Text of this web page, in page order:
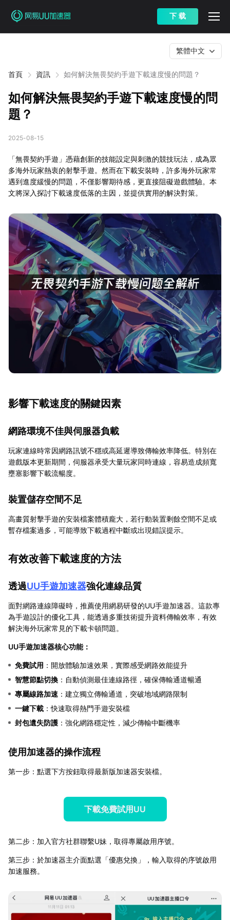
下 载
首頁 資訊 如何解決無畏契約手遊下載速度慢的問題？
繁體中文
如何解決無畏契約手遊下載速度慢的問
題？
2025-08-15
「無畏契約手遊」憑藉創新的技能設定與刺激的競技玩法，成為眾
多海外玩家熱衷的射擊手遊。然而在下載安裝時，許多海外玩家常
遇到進度緩慢的問題，不僅影響期待感，更直接阻礙遊戲體驗。本
文將深入探討下載速度低落的主因，並提供實用的解決對策。
影響下載速度的關鍵因素
網路環境不佳與伺服器負載
玩家連線時常因網路訊號不穩或高延遲導致傳輸效率降低。特別在
遊戲版本更新期間，伺服器承受大量玩家同時連線，容易造成頻寬
壅塞影響下載流暢度。
裝置儲存空間不足
高畫質射擊手遊的安裝檔案體積龐大，若行動裝置剩餘空間不足或
暫存檔案過多，可能導致下載過程中斷或出現錯誤提示。
有效改善下載速度的方法
透過UU手遊加速器強化連線品質
面對網路連線障礙時，推薦使用網易研發的UU手遊加速器。這款專
為手遊設計的優化工具，能透過多重技術提升資料傳輸效率，有效
解決海外玩家常見的下載卡頓問題。
UU手遊加速器核心功能：
免費試用 ：開放體驗加速效果，實際感受網路效能提升
智慧節點切換 ：自動偵測最佳連線路徑，確保傳輸通道暢通
專屬線路加速 ：建立獨立傳輸通道，突破地域網路限制
一鍵下載 ：快速取得熱門手遊安裝檔
封包遺失防護 ：強化網路穩定性，減少傳輸中斷機率
使用加速器的操作流程
第一步：點選下方按鈕取得最新版加速器安裝檔。
下載免費試用UU
第二步：加入官方社群聯繫U妹，取得專屬啟用序號。
第三步：於加速器主介面點選「優惠兌換」，輸入取得的序號啟用
加速服務。